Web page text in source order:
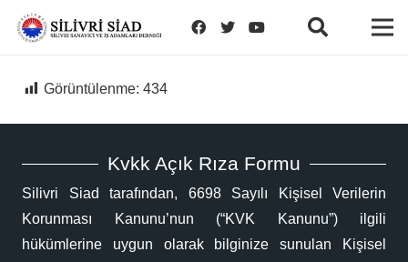
Görüntülenme: 434
Kvkk Açık Rıza Formu
Silivri Siad tarafından, 6698 Sayılı Kişisel Verilerin
Korunması Kanunu’nun (“KVK Kanunu”) ilgili
hükümlerine uygun olarak bilginize sunulan Kişisel